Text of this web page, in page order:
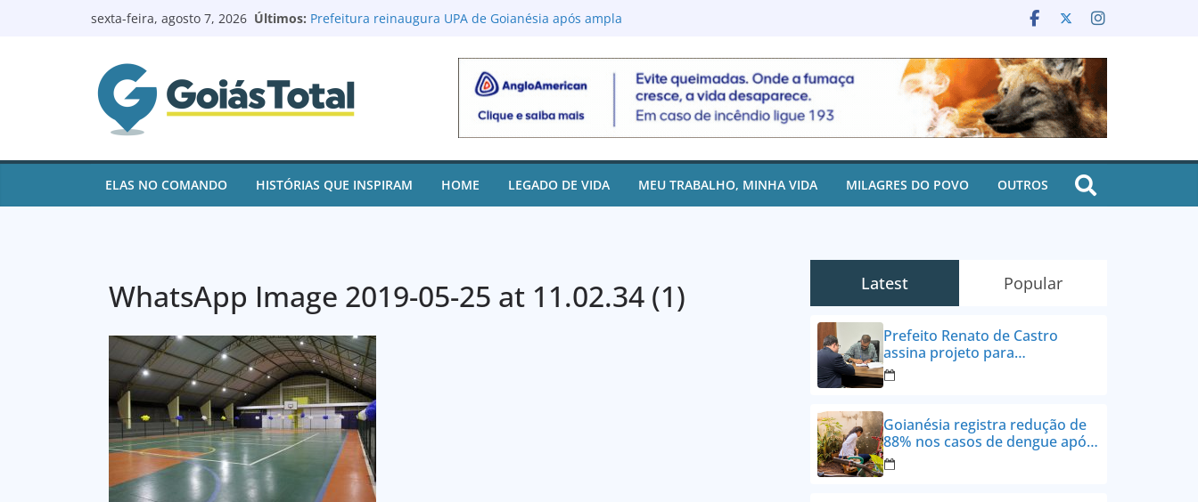
sexta-feira, agosto 7, 2026 Últimos: e ajuda pacientes a reencontrar propósito em Goianésia
reforma e modernização da estrutura
Prefeito Renato de Castro assina projeto para desbloqueio
de contas e parcelamento de dívidas em até 24 vezes sem
juros
Goianésia registra redução de 88% nos casos de dengue
após ações de prevenção da Prefeitura
Renovação no Legislativo de Goianésia leva João Paulo
Batista à Câmara Municipal
ELAS NO COMANDO HISTÓRIAS QUE INSPIRAM HOME LEGADO DE VIDA MEU TRABALHO, MINHA VIDA MILAGRES DO POVO OUTROS
WhatsApp Image 2019-05-25 at 11.02.34 (1) Latest Popular
Prefeito Renato de Castro
assina projeto para
desbloqueio de contas e
parcelamento de dívidas em até
Goianésia registra redução de
88% nos casos de dengue após
ações de prevenção da
Prefeitura